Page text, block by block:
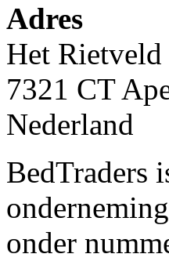
Adres
Het Rietveld
7321 CT
Nederland
BedTraders
onder